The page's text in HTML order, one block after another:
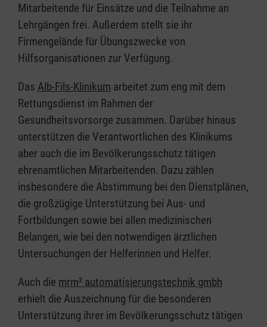
Mitarbeitende für Einsätze und die Teilnahme an
Lehrgängen frei. Außerdem stellt sie ihr
Firmengelände für Übungszwecke von
Hilfsorganisationen zur Verfügung.
Das Alb-Fils-Klinikum arbeitet zum eng mit dem
Rettungsdienst im Rahmen der
Gesundheitsvorsorge zusammen. Darüber hinaus
unterstützen die Verantwortlichen des Klinikums
aber auch die im Bevölkerungsschutz tätigen
ehrenamtlichen Mitarbeitenden. Dazu zählen
insbesondere die Abstimmung bei den Dienstplänen,
die großzügige Unterstützung bei Aus- und
Fortbildungen sowie bei allen medizinischen
Belangen, wie bei den notwendigen ärztlichen
Untersuchungen der Helferinnen und Helfer.
Auch die mrm² automatisierungstechnik gmbh
erhielt die Auszeichnung für die besonderen
Unterstützung ihrer im Bevölkerungsschutz tätigen